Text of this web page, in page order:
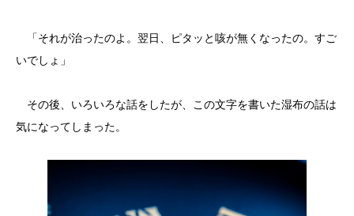
「それが治ったのよ。翌日、ピタッと咳が無くなったの。すご
いでしょ」
その後、いろいろな話をしたが、この文字を書いた湿布の話は
気になってしまった。